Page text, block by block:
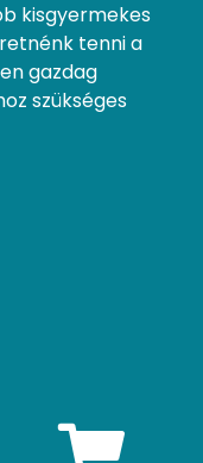
kisgyermekes
tenni a
gazdag
szükséges